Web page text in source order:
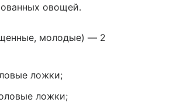
овощей.
молодые) — 2
ложки;
ложки;